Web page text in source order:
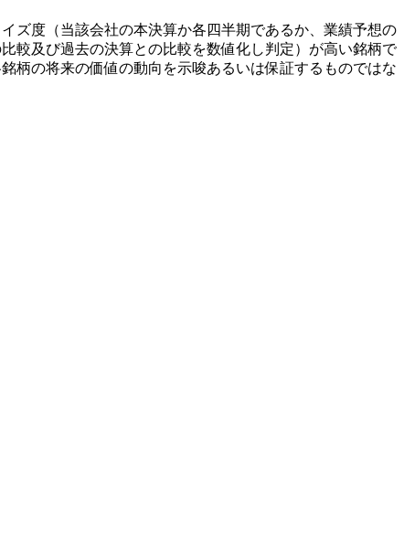
ズ度（当該会社の本決算か各四半期であるか、業績予想の
較及び過去の決算との比較を数値化し判定）が高い銘柄で
柄の将来の価値の動向を示唆あるいは保証するものではな